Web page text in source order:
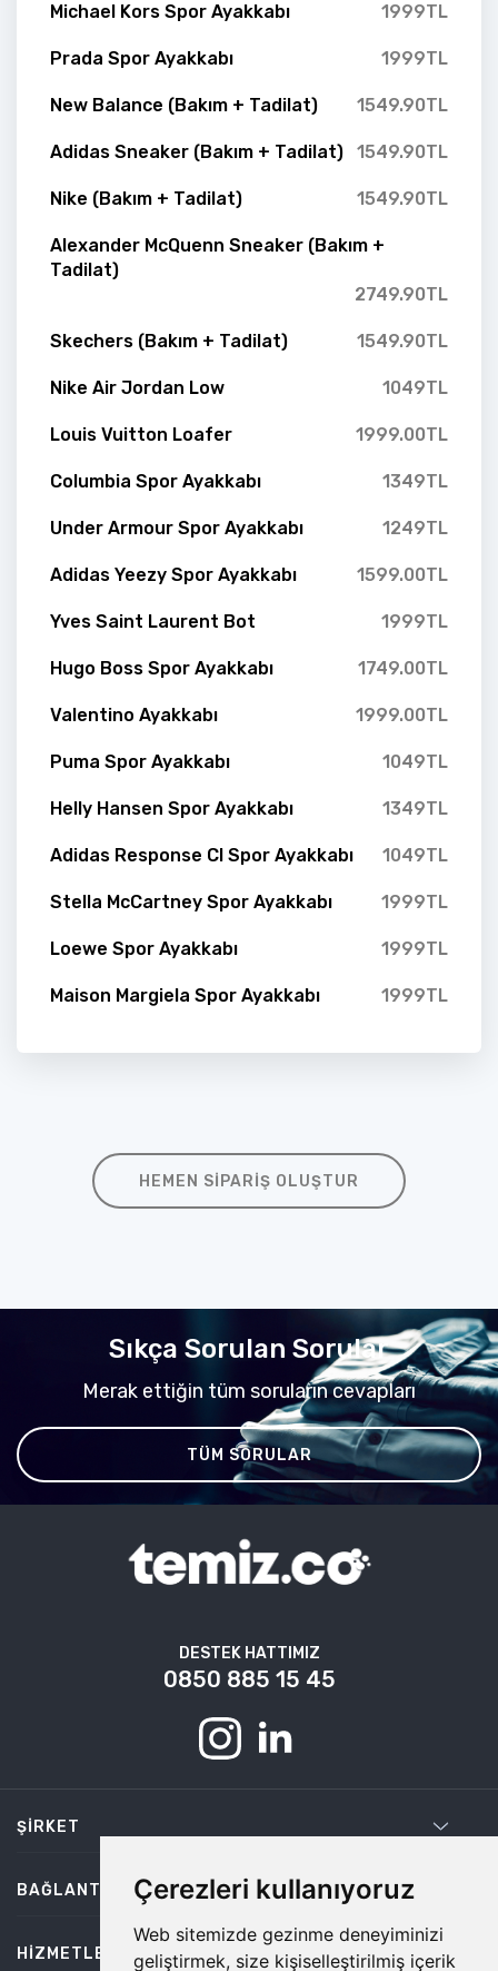
Çerezleri kullanıyoruz
Web sitemizde gezinme deneyiminizi
geliştirmek, size kişiselleştirilmiş içerik
Michael Kors Spor Ayakkabı 1999TL
Prada Spor Ayakkabı 1999TL
New Balance (Bakım + Tadilat) 1549.90TL
Adidas Sneaker (Bakım + Tadilat) 1549.90TL
Nike (Bakım + Tadilat) 1549.90TL
Alexander McQuenn Sneaker (Bakım +
Tadilat)
2749.90TL
Skechers (Bakım + Tadilat) 1549.90TL
Nike Air Jordan Low 1049TL
Louis Vuitton Loafer 1999.00TL
Columbia Spor Ayakkabı 1349TL
Under Armour Spor Ayakkabı 1249TL
Adidas Yeezy Spor Ayakkabı 1599.00TL
Yves Saint Laurent Bot 1999TL
Hugo Boss Spor Ayakkabı 1749.00TL
Valentino Ayakkabı 1999.00TL
Puma Spor Ayakkabı 1049TL
Helly Hansen Spor Ayakkabı 1349TL
Adidas Response Cl Spor Ayakkabı 1049TL
Stella McCartney Spor Ayakkabı 1999TL
Loewe Spor Ayakkabı 1999TL
Maison Margiela Spor Ayakkabı 1999TL
HEMEN SIPARIŞ OLUŞTUR
Sıkça Sorulan Sorular
Merak ettiğin tüm soruların cevapları
TÜM SORULAR
DESTEK HATTIMIZ
0850 885 15 45
ŞIRKET
BAĞLANTILAR
HIZMETLER